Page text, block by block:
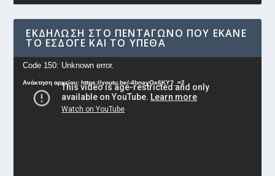
ΕΚΔΉΛΩΣΗ ΣΤΟ ΠΕΝΤΆΓΩΝΟ ΠΟΥ ΈΚΑΝΕ
ΤΟ ΕΣΔΟΓΕ ΚΑΙ ΤΟ ΥΠΕΘΑ
Πρόγραμμα
Αναπαραγωγής
Βίντεο
Code 150: Unknown error.
Ανάκτηση αρχείου: https://youtu.be/-4bnayOx6KY?_=2